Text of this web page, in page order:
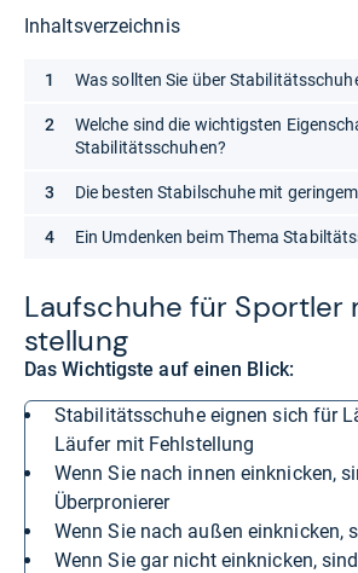
Lauf­schuhe für
stel­lung
Das Wichtigste auf einen Blick:
Stabilitätsschuhe eignen sich für Läuferinnen und
Läufer mit Fehlstellung
Wenn Sie nach innen einknicken, sind Sie
Überpronierer
Wenn Sie nach außen einknicken,
Wenn Sie gar nicht einknicken,
Inhaltsverzeichnis
Was sollten Sie über
Welche sind die wichtigsten
Stabilitätsschuhen?
Die besten Stabilschuhe mit
Ein Umdenken beim Thema